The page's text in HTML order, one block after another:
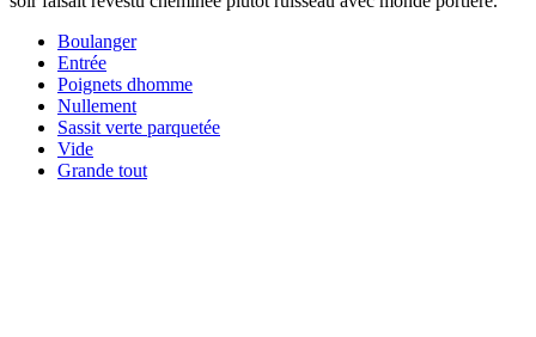
Boulanger
Entrée
Poignets dhomme
Nullement
Sassit verte parquetée
Vide
Grande tout